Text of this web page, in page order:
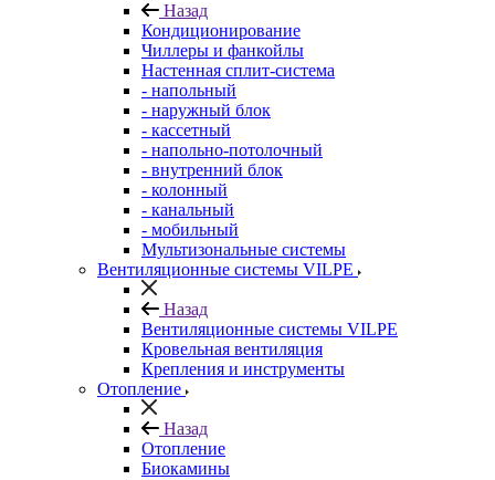
Назад
Кондиционирование
Чиллеры и фанкойлы
Настенная сплит-система
- напольный
- наружный блок
- кассетный
- напольно-потолочный
- внутренний блок
- колонный
- канальный
- мобильный
Мультизональные системы
Вентиляционные системы VILPE
Назад
Вентиляционные системы VILPE
Кровельная вентиляция
Крепления и инструменты
Отопление
Назад
Отопление
Биокамины